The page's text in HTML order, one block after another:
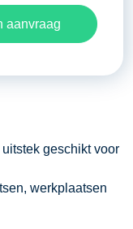
aanvraag
geschikt voor
werkplaatsen